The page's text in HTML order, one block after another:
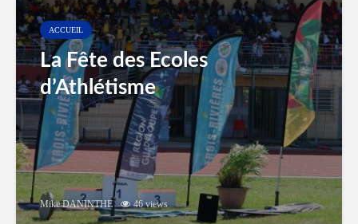
ACCUEIL
La Fête des Ecoles
d’Athlétisme
Mike DANINTHE 46 views